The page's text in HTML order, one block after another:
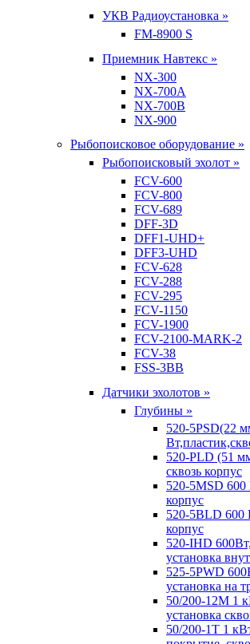
УКВ Радиоустановка »
FM-8900 S
Приемник Навтекс »
NX-300
NX-700A
NX-700B
NX-900
Рыбопоисковое оборудование »
Рыбопоисковый эхолот »
FCV-600
FCV-800
FCV-689
DFF-3D
DFF1-UHD+
DFF3-UHD
FCV-628
FCV-288
FCV-295
FCV-1150
FCV-1900
FCV-2100-MARK-2
FCV-38
FSS-3BB
Датчики эхолотов »
Глубины »
520-5PSD(22
520-PLD (51
сквозь корпус
520-5MSD 600
корпус
520-5BLD 600
корпус
520-IHD
установка
525-5PWD
установка на
50/200-12M 1
установка
50/200-1T 1